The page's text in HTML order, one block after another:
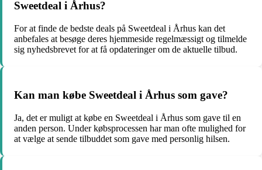
Sweetdeal i Århus?
For at finde de bedste deals på Sweetdeal i Århus kan det
anbefales at besøge deres hjemmeside regelmæssigt og tilmelde
sig nyhedsbrevet for at få opdateringer om de aktuelle tilbud.
Kan man købe Sweetdeal i Århus som gave?
Ja, det er muligt at købe en Sweetdeal i Århus som gave til en
anden person. Under købsprocessen har man ofte mulighed for
at vælge at sende tilbuddet som gave med personlig hilsen.